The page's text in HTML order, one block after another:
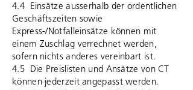
4.4 Einsätze ausserhalb der ordentlichen
Geschäftszeiten sowie
Express-/Notfalleinsätze können mit
einem Zuschlag verrechnet werden,
sofern nichts anderes vereinbart ist.
4.5 Die Preislisten und Ansätze von CT
können jederzeit angepasst werden.